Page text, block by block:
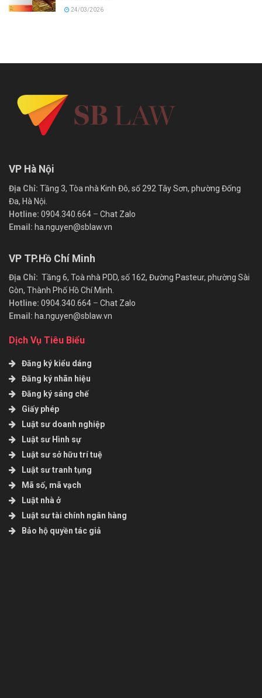
24/03/2026
VP Hà Nội
Địa Chỉ: Tầng 3, Tòa nhà Kinh Đô, số 292 Tây Sơn, phường Đống
Đa, Hà Nội.
Hotline: 0904.340.664 – Chat Zalo
Email: ha.nguyen@sblaw.vn
VP TP.Hồ Chí Minh
Địa Chỉ: Tầng 6, Toà nhà PDD, số 162, Đường Pasteur, phường Sài
Gòn, Thành Phố Hồ Chí Minh.
Hotline: 0904.340.664 – Chat Zalo
Email: ha.nguyen@sblaw.vn
Dịch Vụ Tiêu Biểu
Đăng ký kiểu dáng
Đăng ký nhãn hiệu
Đăng ký sáng chế
Giấy phép
Luật sư doanh nghiệp
Luật sư Hình sự
Luật sư sở hữu trí tuệ
Luật sư tranh tụng
Mã số, mã vạch
Luật nhà ở
Luật sư tài chính ngân hàng
Bảo hộ quyền tác giả